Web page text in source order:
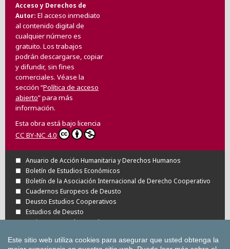
Acceso y Derechos de
Autor El acceso inmediato
al contenido digital de
cualquier número es
gratuito. Los trabajos
podrán descargarse, copiar
y difundir, sin fines
comerciales. Véase la
sección “Política de acceso
abierto” para más
información.
Esta obra está bajo licencia
CC BY-NC 4.0
Anuario de Acción Humanitaria y Derechos Humanos
Boletín de Estudios Económicos
Boletín de la Asociación Internacional de Derecho Cooperativo
Cuadernos Europeos de Deusto
Deusto Estudios Cooperativos
Estudios de Deusto
Revista Deusto de Derechos Humanos
Todas las Revistas Científicas de Deusto en
Este sitio web utiliza cookies para asegurar que usted obtenga la